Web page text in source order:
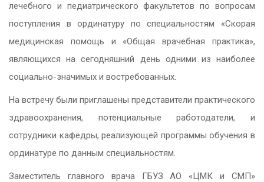
лечебного и педиатрического факультетов по вопросам
поступления в ординатуру по специальностям «Скорая
медицинская помощь и «Общая врачебная практика»,
являющихся на сегодняшний день одними из наиболее
социально-значимых и востребованных.
На встречу были приглашены представители практического
здравоохранения, потенциальные работодатели, и
сотрудники кафедры, реализующей программы обучения в
ординатуре по данным специальностям.
Заместитель главного врача ГБУЗ АО «ЦМК и СМП»